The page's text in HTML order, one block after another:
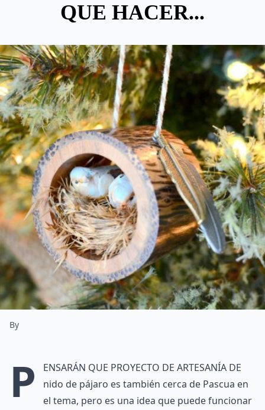
QUE HACER...
By
P
ensarán que proyecto de artesanía de
nido de pájaro es también cerca de Pascua en
el tema, pero es una idea que puede funcionar